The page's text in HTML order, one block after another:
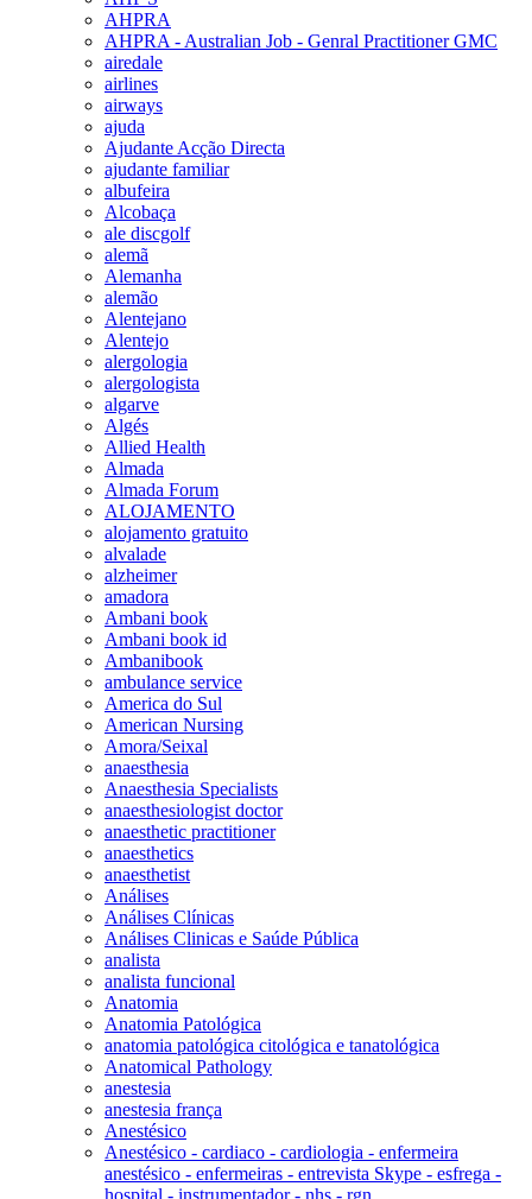
AHPRA
AHPRA - Australian Job - Genral Practitioner GMC
airedale
airlines
airways
ajuda
Ajudante Acção Directa
ajudante familiar
albufeira
Alcobaça
ale discgolf
alemã
Alemanha
alemão
Alentejano
Alentejo
alergologia
alergologista
algarve
Algés
Allied Health
Almada
Almada Forum
ALOJAMENTO
alojamento gratuito
alvalade
alzheimer
amadora
Ambani book
Ambani book id
Ambanibook
ambulance service
America do Sul
American Nursing
Amora/Seixal
anaesthesia
Anaesthesia Specialists
anaesthesiologist doctor
anaesthetic practitioner
anaesthetics
anaesthetist
Análises
Análises Clínicas
Análises Clinicas e Saúde Pública
analista
analista funcional
Anatomia
Anatomia Patológica
anatomia patológica citológica e tanatológica
Anatomical Pathology
anestesia
anestesia frança
Anestésico
Anestésico - cardiaco - cardiologia - enfermeira
anestésico - enfermeiras - entrevista Skype - esfrega -
hospital - instrumentador - nhs - rgn